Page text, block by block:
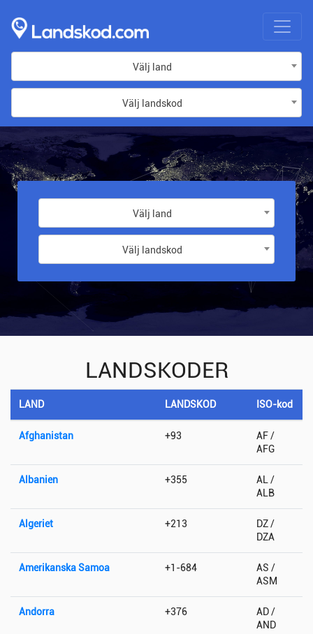
Välj land
Välj landskod
Välj land
Välj landskod
LANDSKODER
LAND LANDSKOD ISO-kod
Afghanistan +93
AF /
AFG
Albanien +355
AL /
ALB
Algeriet +213
DZ /
DZA
Amerikanska Samoa +1-684
AS /
ASM
Andorra +376
AD /
AND